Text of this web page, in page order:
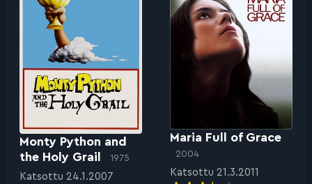
Monty Python and
the Holy Grail
1975
Katsottu 24.1.2007
Maria Full of Grace
2004
Katsottu 21.3.2011